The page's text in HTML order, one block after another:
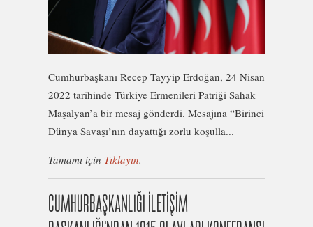
Cumhurbaşkanı Recep Tayyip Erdoğan, 24 Nisan
2022 tarihinde Türkiye Ermenileri Patriği Sahak
Maşalyan’a bir mesaj gönderdi. Mesajına “Birinci
Dünya Savaşı’nın dayattığı zorlu koşulla...
Tamamı için Tıklayın.
CUMHURBAŞKANLIĞI İLETİŞİM